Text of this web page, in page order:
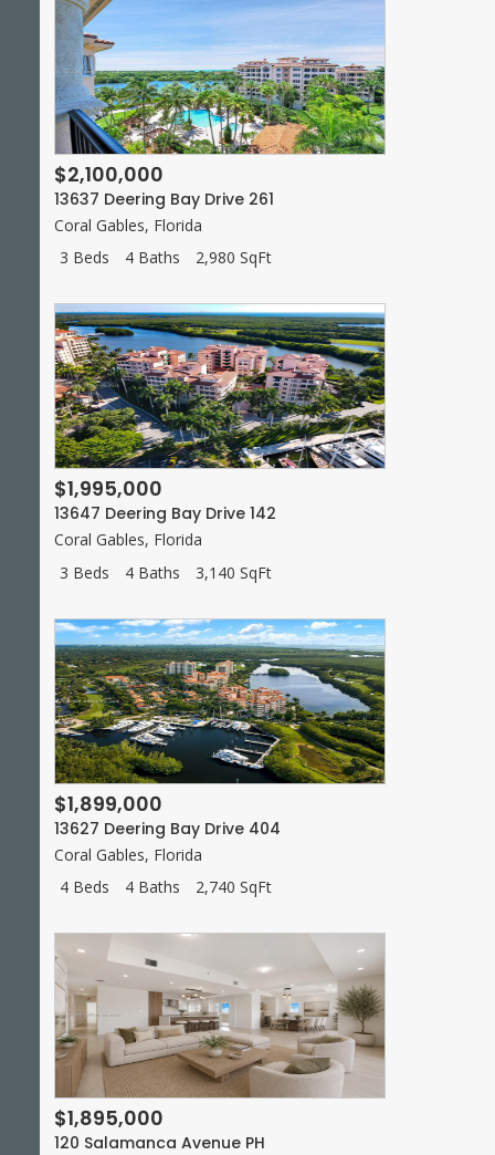
$2,100,000
13637 Deering Bay Drive 261
Coral Gables, Florida
3 Beds
4 Baths 2,980 SqFt
$1,995,000
13647 Deering Bay Drive 142
Coral Gables, Florida
3 Beds
4 Baths 3,140 SqFt
$1,899,000
13627 Deering Bay Drive 404
Coral Gables, Florida
4 Beds
4 Baths 2,740 SqFt
$1,895,000
120 Salamanca Avenue PH